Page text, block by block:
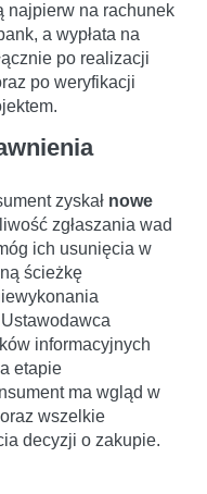
najpierw na rachunek
a wypłata na
po realizacji
po weryfikacji
zyskał nowe
zgłaszania wad
ich usunięcia w
ścieżkę
informacyjnych
etapie
ma wgląd w
wszelkie
decyzji o zakupie.